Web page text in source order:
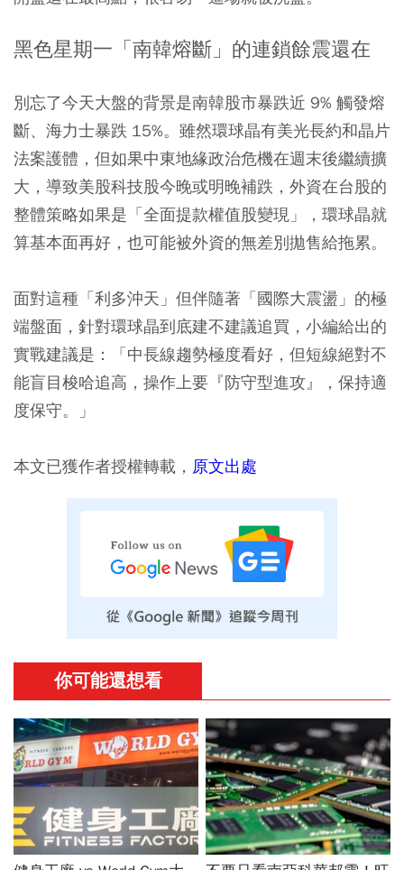
黑色星期一「南韓熔斷」的連鎖餘震還在
別忘了今天大盤的背景是南韓股市暴跌近 9% 觸發熔
斷、海力士暴跌 15%。雖然環球晶有美光長約和晶片
法案護體，但如果中東地緣政治危機在週末後繼續擴
大，導致美股科技股今晚或明晚補跌，外資在台股的
整體策略如果是「全面提款權值股變現」，環球晶就
算基本面再好，也可能被外資的無差別拋售給拖累。
面對這種「利多沖天」但伴隨著「國際大震盪」的極
端盤面，針對環球晶到底建不建議追買，小編給出的
實戰建議是：「中長線趨勢極度看好，但短線絕對不
能盲目梭哈追高，操作上要『防守型進攻』，保持適
度保守。」
本文已獲作者授權轉載， 原文出處